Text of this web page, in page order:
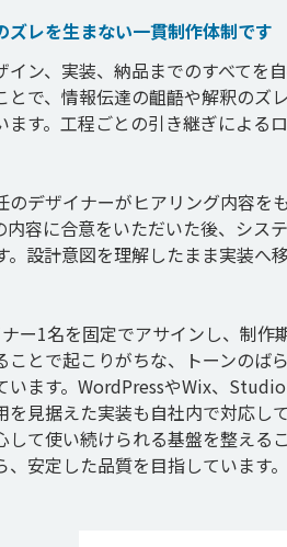
レを生まない一貫制作体制です
ン、実装、納品までのすべてを
で、情報伝達の齟齬や解釈のズ
ます。工程ごとの引き継ぎによる
のデザイナーがヒアリング内容を
内容に合意をいただいた後、シス
。設計意図を理解したまま実装
ー1名を固定でアサインし、制作
とで起こりがちな、トーンのば
います。WordPressやWix、
を見据えた実装も自社内で対応し
して使い続けられる基盤を整える